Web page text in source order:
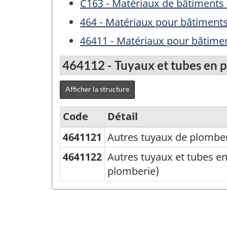
C163 - Matériaux de
464 - Matériaux pour
46411 - Matériaux pour
464112 - Tuyaux et tubes en
Afficher la structure
Variante
du
Canada
Code
Détail
4641121 Autres tuyaux de
4641122 Autres tuyaux et tubes
plomberie)